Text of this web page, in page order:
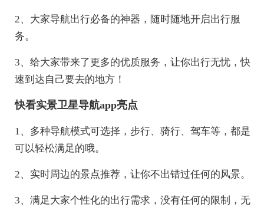
2、大家导航出行必备的神器，随时随地开启出行服
务。
3、给大家带来了更多的优质服务，让你出行无忧，快
速到达自己要去的地方！
快看实景卫星导航app亮点
1、多种导航模式可选择，步行、骑行、驾车等，都是
可以轻松满足的哦。
2、实时周边的景点推荐，让你不出错过任何的风景。
3、满足大家个性化的出行需求，没有任何的限制，无